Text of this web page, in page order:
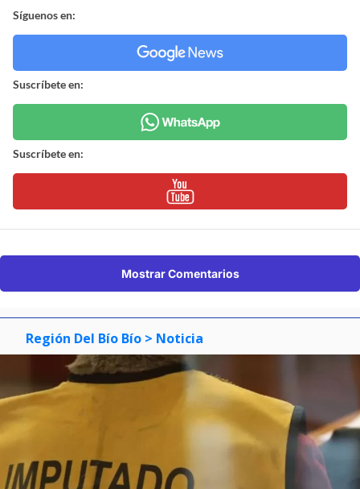
Síguenos en:
Suscríbete en:
Suscríbete en:
Mostrar Comentarios
Región Del Bío Bío > Noticia